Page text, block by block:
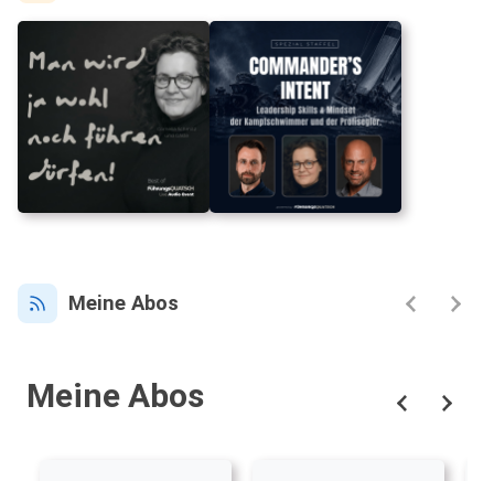
Meine Abos
Meine Abos